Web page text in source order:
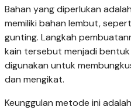
Bahan yang diperlukan
memiliki bahan lembut,
gunting. Langkah
kain tersebut menjadi
digunakan untuk
dan mengikat.
Keunggulan metode ini